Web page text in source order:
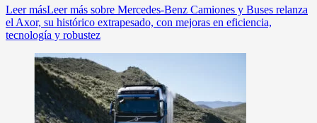
Leer másLeer más sobre Mercedes-Benz Camiones y Buses relanza
el Axor, su histórico extrapesado, con mejoras en eficiencia,
tecnología y robustez